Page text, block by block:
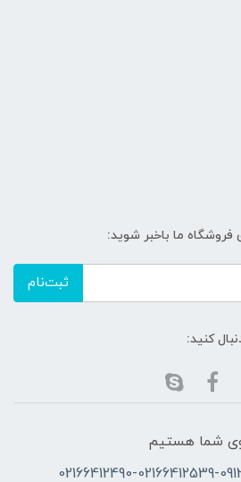
ما باخبر شوید:
ثبت‌نام
کنید:
شما هستیم
02166412490-02166412539-